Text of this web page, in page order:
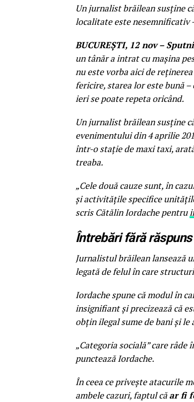
Un jurnalist brăilean susţine
localitate este nesemnificativ
BUCUREŞTI, 12 nov –
un tânăr a intrat cu maşina
nu este vorba aici de
fericire, starea lor este bună –
ieri se poate repeta oricând.
Un jurnalist brăilean susţine
evenimentului din 4 aprilie
într-o staţie de maxi taxi,
treaba.
„Cele două cauze sunt, în
şi activităţile specifice
scris Cătălin Iordache pentru
Întrebări fără
Jurnalistul brăilean lansează
legată de felul în care
Iordache spune că modul în
insignifiant şi precizează că
obţin ilegal sume de bani şi le
„Categoria socială” care
punctează Iordache.
În ceea ce priveşte atacurile
ambele cazuri, faptul căar fi